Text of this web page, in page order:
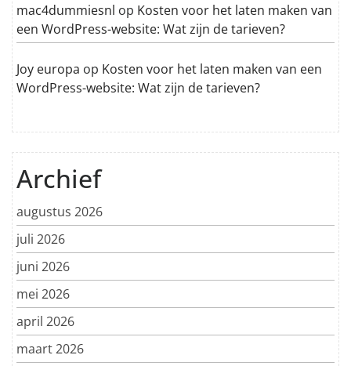
mac4dummiesnl op Kosten voor het laten maken van
een WordPress-website: Wat zijn de tarieven?
Joy europa op Kosten voor het laten maken van een
WordPress-website: Wat zijn de tarieven?
Archief
augustus 2026
juli 2026
juni 2026
mei 2026
april 2026
maart 2026